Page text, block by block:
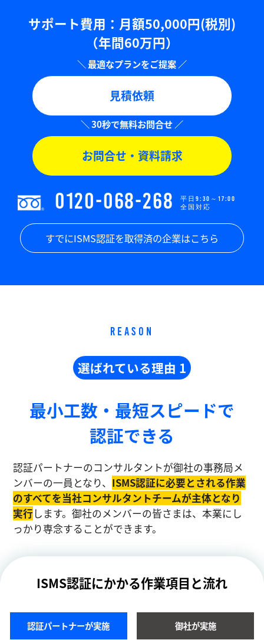
サポート費用：⽉額50,000円(税別)
（年間60万円）
見積依頼
お問合せ・資料請求
0120-068-268
平日9:30～17:00
全国対応
すでにISMS認証を取得済の企業はこちら
REASON
選ばれている理由 1
最小工数・最短スピードで
認証できる
認証パートナーのコンサルタントが御社の事務局メ
ンバーの一員となり、 ISMS認証に必要とされる作業
のすべてを当社コンサルタントチームが主体となり
実⾏ します。御社のメンバーの皆さまは、本業にし
っかり専念することができます。
ISMS認証にかかる作業項目と流れ
認証パートナーが実施 御社が実施